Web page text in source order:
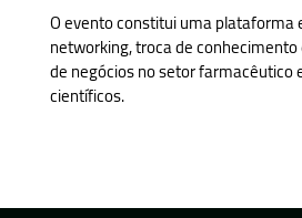
O evento constitui uma plataforma
networking, troca de
de negócios no setor farmacêutico
científicos.